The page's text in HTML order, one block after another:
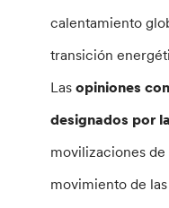
calentamiento
transición
Lasopiniones
designados por
movilizaciones
movimiento de